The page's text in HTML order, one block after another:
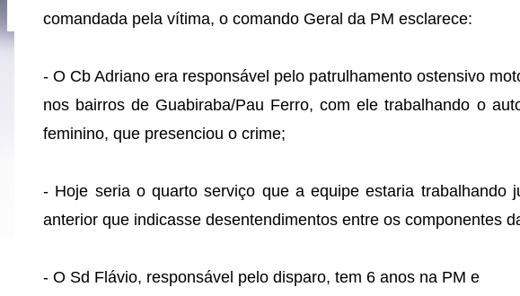
comandada pela vítima, o comando Geral da PM esclarece:
- O Cb Adriano era responsável pelo patrulhamento ostensivo
nos bairros de Guabiraba/Pau Ferro, com ele trabalhando o
feminino, que presenciou o crime;
- Hoje seria o quarto serviço que a equipe estaria trabalhando
anterior que indicasse desentendimentos entre os componentes
- O Sd Flávio, responsável pelo disparo, tem 6 anos na PM e